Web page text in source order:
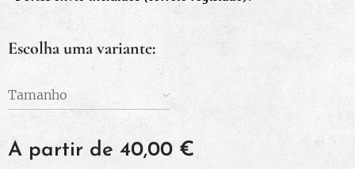
Escolha uma variante:
Tamanho
A partir de 40,00 €